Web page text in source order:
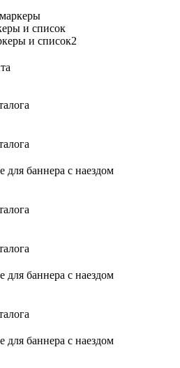
баннера с наездом
баннера с наездом
баннера с наездом